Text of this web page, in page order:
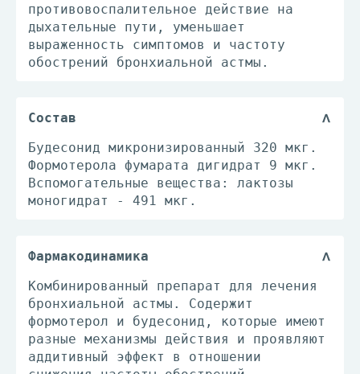
противовоспалительное действие на
дыхательные пути, уменьшает
выраженность симптомов и частоту
обострений бронхиальной астмы.
Состав
Будесонид микронизированный 320 мкг.
Формотерола фумарата дигидрат 9 мкг.
Вспомогательные вещества: лактозы
моногидрат - 491 мкг.
Фармакодинамика
Комбинированный препарат для лечения
бронхиальной астмы. Содержит
формотерол и будесонид, которые имеют
разные механизмы действия и проявляют
аддитивный эффект в отношении